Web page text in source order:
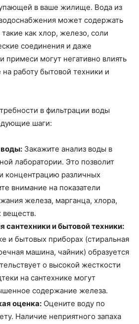
в ваше жилище. Вода из
может содержать
как хлор, железо, соли
соединения и даже
примеси могут негативно влиять
на работу бытовой техники и
в фильтрации воды
шаги:
воды: Закажите анализ воды в
лаборатории. Это позволит
концентрацию различных
внимание на показатели
железа, марганца, хлора,
веществ.
сантехники и бытовой техники:
и бытовых приборах (стиральная
машина, чайник) образуется
о высокой жесткости
на сантехнике могут
содержание железа.
оценка: Оцените воду по
Наличие неприятного запаха